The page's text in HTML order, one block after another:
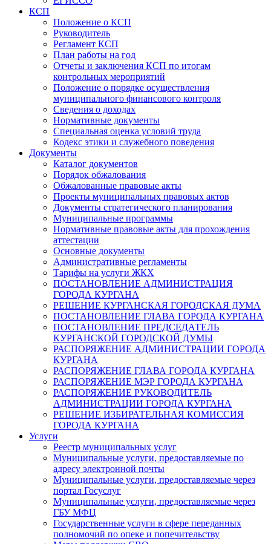
КСП
Положение о КСП
Руководитель
Регламент КСП
План работы на год
Отчеты и заключения КСП по итогам
контрольных мероприятий
Положение о порядке осуществления
муниципального финансового контроля
Сведения о доходах
Нормативные документы
Специальная оценка условий труда
Кодекс этики и служебного поведения
Документы
Каталог документов
Порядок обжалования
Обжалованные правовые акты
Проекты муниципальных правовых актов
Документы стратегического планирования
Муниципальные программы
Нормативные правовые акты для прохождения
аттестации
Основные документы
Административные регламенты
Тарифы на услуги ЖКХ
ПОСТАНОВЛЕНИЕ АДМИНИСТРАЦИЯ
ГОРОДА КУРГАНА
РЕШЕНИЕ КУРГАНСКАЯ ГОРОДСКАЯ ДУМА
ПОСТАНОВЛЕНИЕ ГЛАВА ГОРОДА КУРГАНА
ПОСТАНОВЛЕНИЕ ПРЕДСЕДАТЕЛЬ
КУРГАНСКОЙ ГОРОДСКОЙ ДУМЫ
РАСПОРЯЖЕНИЕ АДМИНИСТРАЦИИ ГОРОДА
КУРГАНА
РАСПОРЯЖЕНИЕ ГЛАВА ГОРОДА КУРГАНА
РАСПОРЯЖЕНИЕ МЭР ГОРОДА КУРГАНА
РАСПОРЯЖЕНИЕ РУКОВОДИТЕЛЬ
АДМИНИСТРАЦИИ ГОРОДА КУРГАНА
РЕШЕНИЕ ИЗБИРАТЕЛЬНАЯ КОМИССИЯ
ГОРОДА КУРГАНА
Услуги
Реестр муниципальных услуг
Муниципальные услуги, предоставляемые по
адресу электронной почты
Муниципальные услуги, предоставляемые через
портал Госуслуг
Муниципальные услуги, предоставляемые через
ГБУ МФЦ
Государственные услуги в сфере переданных
полномочий по опеке и попечительству